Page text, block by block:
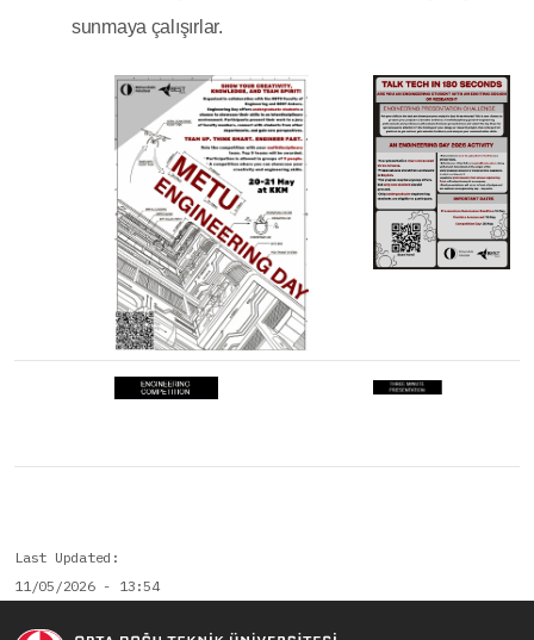
sunmaya çalışırlar.
Last Updated
11/05/2026 - 13:54